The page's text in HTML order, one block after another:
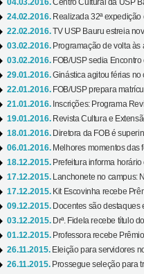
04.03.2016.Centro Cultural da USP
24.02.2016. Realizada 32ª
22.02.2016.TV USP Bauru estreia
03.02.2016. Programação de volta às
03.02.2016. FOB/USP sedia
29.01.2016.Ginástica agitou férias no
22.01.2016. FOB/USP prepara
21.01.2016. Inscrições: Programa
19.01.2016. Revista Cultura e
18.01.2016. Diretora da FOB é
06.01.2016. Melhores momentos das
18.12.2015. Prefeitura informa
17.12.2015.
Lanchonete no campus:
17.12.2015. Kit Escovinha recebe
09.12.2015. Docentes são destaques
03.12.2015. Drª. Fidela recebe título
01.12.2015. Professora recebe
26.11.2015. Eleição para servidores
26.11.2015. Prossegue seleção para